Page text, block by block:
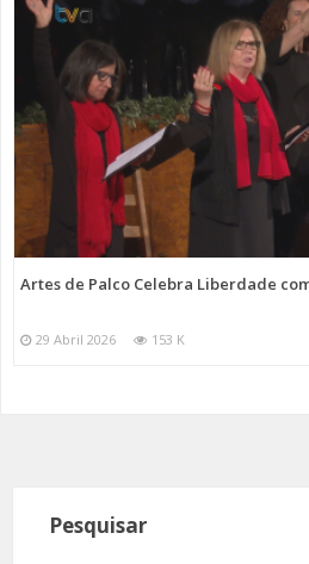
Artes de Palco Celebra Liberdade
29 Abril 2026 153 K
Pesquisar